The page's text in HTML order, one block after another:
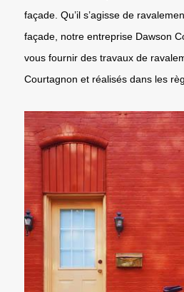
façade. Qu’il s’agisse de
façade, notre entreprise Dawson
vous fournir des travaux de
Courtagnon et réalisés dans les